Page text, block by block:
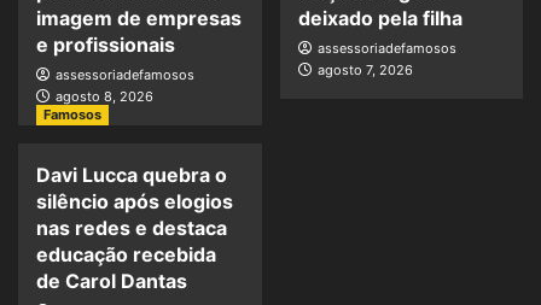
imagem de empresas
e profissionais
assessoriadefamosos
agosto 8, 2026
deixado pela filha
assessoriadefamosos
agosto 7, 2026
Famosos
Davi Lucca quebra o
silêncio após elogios
nas redes e destaca
educação recebida
de Carol Dantas